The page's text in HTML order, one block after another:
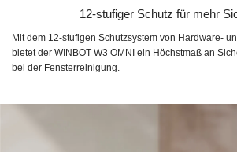
12-stufiger Schutz für mehr
Mit dem 12-stufigen Schutzsystem von Hardware-
bietet der WINBOT W3 OMNI ein Höchstmaß an
bei der Fensterreinigung.